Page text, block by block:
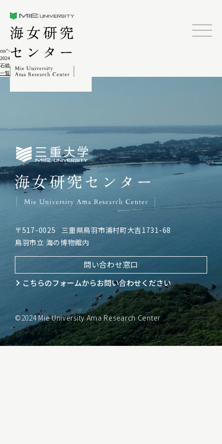
css">
2024.02.04
石鏡海女の出漁12-3-1
一覧に戻る
三重大学海女研究センター
〒517-0025
三重県鳥羽市浦村町大吉1731-68
鳥羽市立 海の博物館内
問い合わせ窓口
こちらのフォームからお問い合わせください
©2024 Mie University Ama Research Center